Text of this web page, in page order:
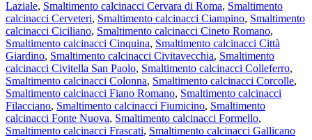
Laziale, Smaltimento calcinacci Cervara di Roma, Smaltimento
calcinacci Cerveteri, Smaltimento calcinacci Ciampino, Smaltimento
calcinacci Ciciliano, Smaltimento calcinacci Cineto Romano,
Smaltimento calcinacci Cinquina, Smaltimento calcinacci Città
Giardino, Smaltimento calcinacci Civitavecchia, Smaltimento
calcinacci Civitella San Paolo, Smaltimento calcinacci Colleferro,
Smaltimento calcinacci Colonna, Smaltimento calcinacci Corcolle,
Smaltimento calcinacci Fiano Romano, Smaltimento calcinacci
Filacciano, Smaltimento calcinacci Fiumicino, Smaltimento
calcinacci Fonte Nuova, Smaltimento calcinacci Formello,
Smaltimento calcinacci Frascati, Smaltimento calcinacci Gallicano